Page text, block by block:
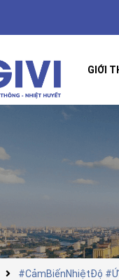
GIỚI
#CảmBiếnNhiệtĐộ